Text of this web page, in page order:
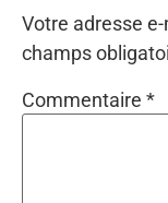
Votre adresse
champs
Commentaire *